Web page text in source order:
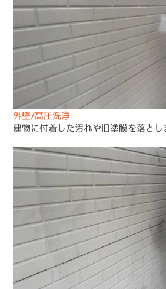
外壁/高圧洗浄
建物に付着した汚れや旧塗膜を落とし